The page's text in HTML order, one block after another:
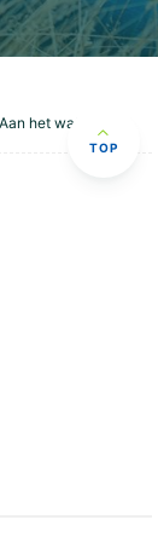
Aan het water
TOP